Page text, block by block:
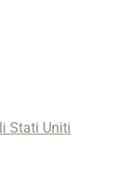
Stati Uniti